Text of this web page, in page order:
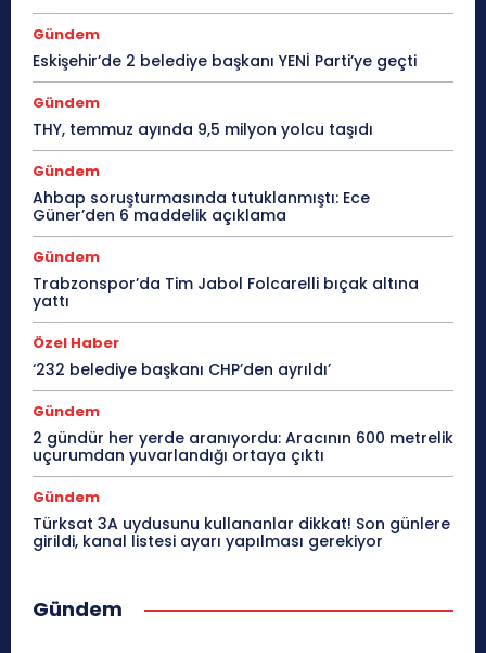
Gündem
Eskişehir’de 2 belediye başkanı YENİ Parti’ye geçti
Gündem
THY, temmuz ayında 9,5 milyon yolcu taşıdı
Gündem
Ahbap soruşturmasında tutuklanmıştı: Ece
Güner’den 6 maddelik açıklama
Gündem
Trabzonspor’da Tim Jabol Folcarelli bıçak altına
yattı
Özel Haber
‘232 belediye başkanı CHP’den ayrıldı’
Gündem
2 gündür her yerde aranıyordu: Aracının 600 metrelik
uçurumdan yuvarlandığı ortaya çıktı
Gündem
Türksat 3A uydusunu kullananlar dikkat! Son günlere
girildi, kanal listesi ayarı yapılması gerekiyor
Gündem